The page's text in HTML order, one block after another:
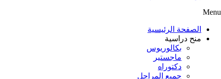
Menu
الصفحة الرئيسية
منح دراسية
بكالوريوس
ماجستير
دكتوراه
جميع المراحل